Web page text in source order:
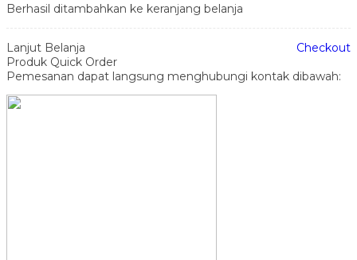
Berhasil ditambahkan ke keranjang belanja
Lanjut Belanja
Checkout
Produk Quick Order
Pemesanan dapat langsung menghubungi kontak dibawah: